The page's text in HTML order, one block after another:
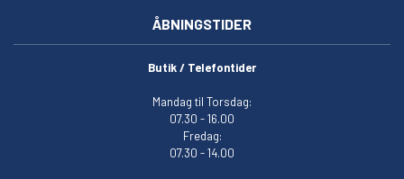
ÅBNINGSTIDER
Butik / Telefontider
Mandag til Torsdag:
07.30 - 16.00
Fredag:
07.30 - 14.00